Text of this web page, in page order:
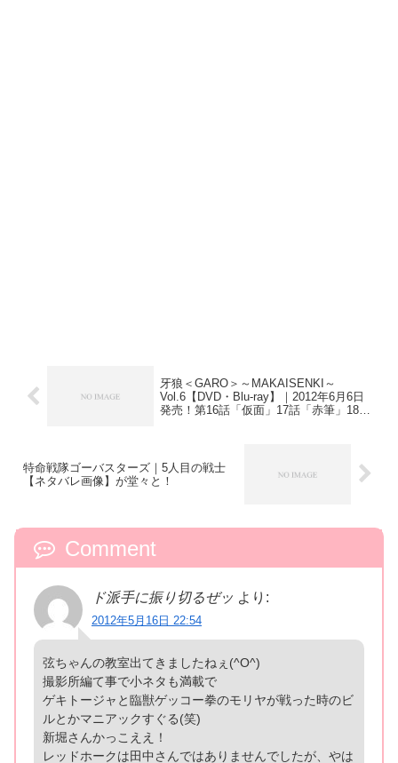
牙狼＜GARO＞～MAKAISENKI～
Vol.6【DVD・Blu-ray】｜2012年6月6日
発売！第16話「仮面」17話「赤筆」18話
特命戦隊ゴーバスターズ｜5人目の戦士
【ネタバレ画像】が堂々と！
Comment
ド派手に振り切るぜッ より:
2012年5月16日 22:54
弦ちゃんの教室出てきましたねぇ(^O^)
撮影所編て事で小ネタも満載で
ゲキトージャと臨獣ゲッコー拳のモリヤが戦った時のビ
ルとかマニアックすぐる(笑)
新堀さんかっこええ！
レッドホークは田中さんではありませんでしたが、やは